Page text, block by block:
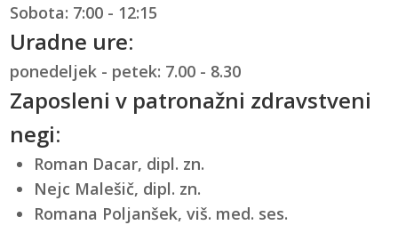
Sobota: 7:00 - 12:15
Uradne ure:
ponedeljek - petek: 7.00 - 8.30
Zaposleni v patronažni zdravstveni
negi:
Roman Dacar, dipl. zn.
Nejc Malešič, dipl. zn.
Romana Poljanšek, viš. med. ses.